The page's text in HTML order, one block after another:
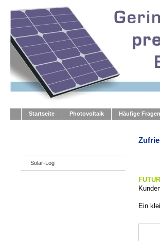
Startseite Photovoltaik Häufige Fragen
Solar-Log
Ein